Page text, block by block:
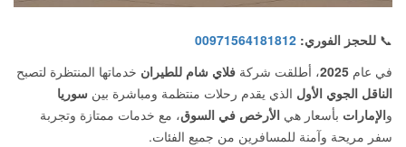
📞 للحجز الفوري: 00971564181812
في عام 2025، أطلقت شركة فلاي شام للطيران خدماتها المنتظرة لتصبح
الناقل الجوي الأول الذي يقدم رحلات منتظمة ومباشرة بين سوريا
والإمارات بأسعار هي الأرخص في السوق، مع خدمات ممتازة وتجربة
سفر مريحة وآمنة للمسافرين من جميع الفئات.